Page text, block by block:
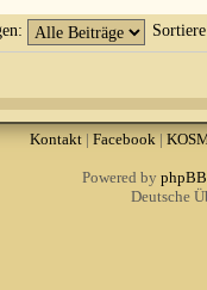
Kontakt|Facebook|
Powered by phpBB
Deutsche